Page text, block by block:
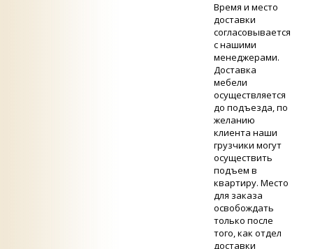
Время и место
доставки
согласовывается
с нашими
менеджерами.
Доставка
мебели
осуществляется
до подъезда, по
желанию
клиента наши
грузчики могут
осуществить
подъем в
квартиру. Место
для заказа
освобождать
только после
того, как отдел
доставки